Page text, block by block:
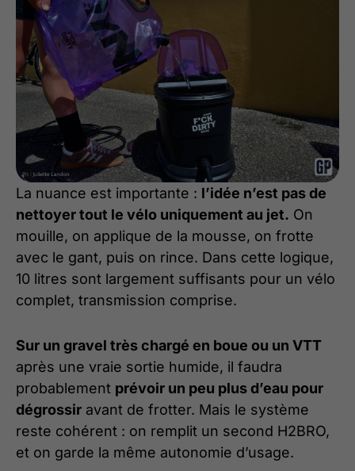
La nuance est importante : l’idée n’est pas de
nettoyer tout le vélo uniquement au jet. On
mouille, on applique de la mousse, on frotte
avec le gant, puis on rince. Dans cette logique,
10 litres sont largement suffisants pour un vélo
complet, transmission comprise.
Sur un gravel très chargé en boue ou un VTT
après une vraie sortie humide, il faudra
probablement prévoir un peu plus d’eau pour
dégrossir avant de frotter. Mais le système
reste cohérent : on remplit un second H2BRO,
et on garde la même autonomie d’usage.